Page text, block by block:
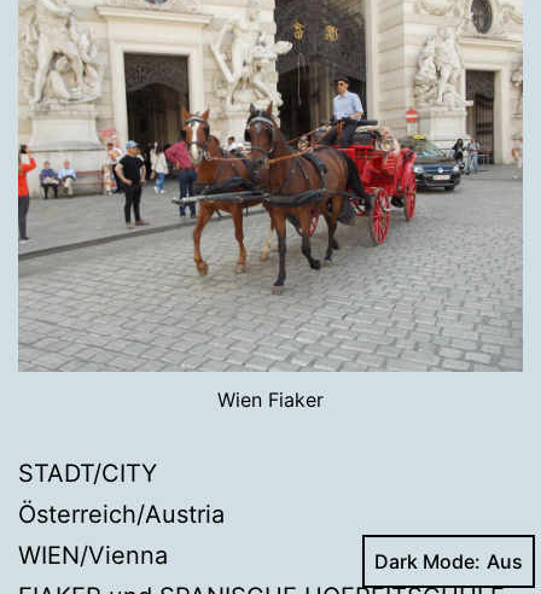
Wien Fiaker
STADT/CITY
Österreich/Austria
WIEN/Vienna
Dark Mode: